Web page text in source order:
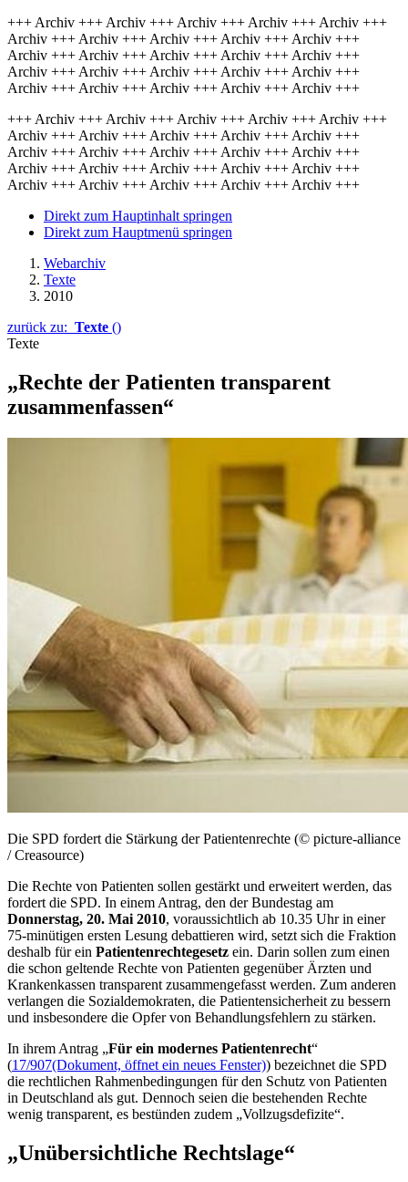
+++ Archiv +++ Archiv +++ Archiv +++ Archiv +++ Archiv +++
Archiv +++ Archiv +++ Archiv +++ Archiv +++ Archiv +++
Archiv +++ Archiv +++ Archiv +++ Archiv +++ Archiv +++
Archiv +++ Archiv +++ Archiv +++ Archiv +++ Archiv +++
Archiv +++ Archiv +++ Archiv +++ Archiv +++ Archiv +++
+++ Archiv +++ Archiv +++ Archiv +++ Archiv +++ Archiv +++
Archiv +++ Archiv +++ Archiv +++ Archiv +++ Archiv +++
Archiv +++ Archiv +++ Archiv +++ Archiv +++ Archiv +++
Archiv +++ Archiv +++ Archiv +++ Archiv +++ Archiv +++
Archiv +++ Archiv +++ Archiv +++ Archiv +++ Archiv +++
Direkt zum Hauptinhalt springen
Direkt zum Hauptmenü springen
Webarchiv
Texte
2010
zurück zu: Texte ()
Texte
„Rechte der Patienten transparent
zusammenfassen“
Die SPD fordert die Stärkung der Patientenrechte (© picture-alliance
/ Creasource)
Die Rechte von Patienten sollen gestärkt und erweitert werden, das
fordert die SPD. In einem Antrag, den der Bundestag am
Donnerstag, 20. Mai 2010, voraussichtlich ab 10.35 Uhr in einer
75-minütigen ersten Lesung debattieren wird, setzt sich die Fraktion
deshalb für ein Patientenrechtegesetz ein. Darin sollen zum einen
die schon geltende Rechte von Patienten gegenüber Ärzten und
Krankenkassen transparent zusammengefasst werden. Zum anderen
verlangen die Sozialdemokraten, die Patientensicherheit zu bessern
und insbesondere die Opfer von Behandlungsfehlern zu stärken.
In ihrem Antrag „Für ein modernes Patientenrecht“
(17/907(Dokument, öffnet ein neues Fenster)) bezeichnet die SPD
die rechtlichen Rahmenbedingungen für den Schutz von Patienten
in Deutschland als gut. Dennoch seien die bestehenden Rechte
wenig transparent, es bestünden zudem „Vollzugsdefizite“.
„Unübersichtliche Rechtslage“